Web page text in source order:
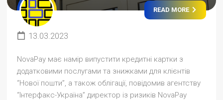
READ MORE
13.03.2023
NovaPay має намір випустити кредитні картки з
додатковими послугами та знижками для клієнтів
“Нової пошти”, а також облігації, повідомив агентству
“Інтерфакс-Україна” директор із ризиків NovaPay